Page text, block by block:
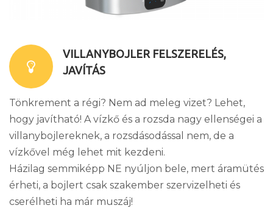
VILLANYBOJLER FELSZERELÉS,
JAVÍTÁS
Tönkrement a régi? Nem ad meleg vizet? Lehet,
hogy javítható! A vízkő és a rozsda nagy ellenségei a
villanybojlereknek, a rozsdásodással nem, de a
vízkővel még lehet mit kezdeni.
Házilag semmiképp NE nyúljon bele, mert áramütés
érheti, a bojlert csak szakember szervizelheti és
cserélheti ha már muszáj!